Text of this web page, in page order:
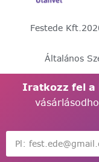
Festede Kft.
Általános
Iratkozz fel a